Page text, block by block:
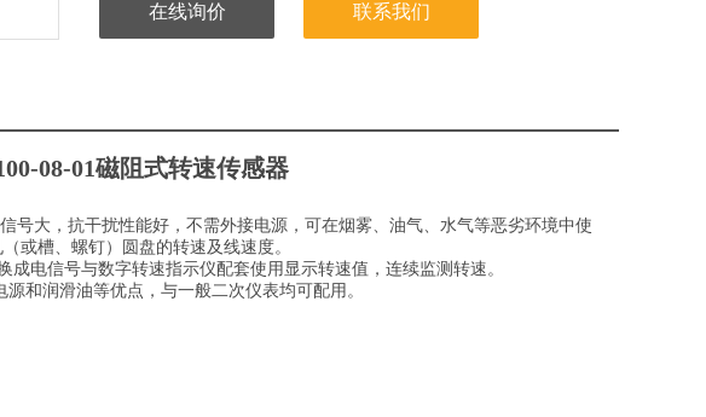
在线询价 联系我们
08-01磁阻式转速传感器
号大，抗干扰性能好，不需外接电源，可在烟雾、油气、水气等恶劣环境中使
或槽、螺钉）圆盘的转速及线速度。
成电信号与数字转速指示仪配套使用显示转速值，连续监测转速。
和润滑油等优点，与一般二次仪表均可配用。